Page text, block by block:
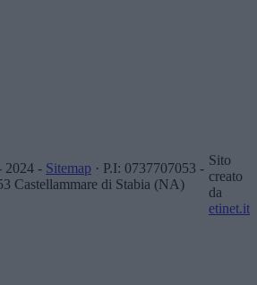
2024 - Sitemap · P.I: 0737707053 -
Castellammare di Stabia (NA)
Sito
creato
da
etinet.it